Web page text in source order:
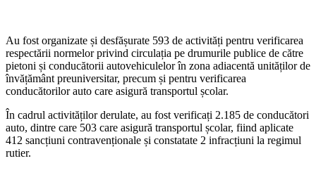
Au fost organizate și desfășurate 593 de activități pentru verificarea
respectării normelor privind circulația pe drumurile publice de către
pietoni și conducătorii autovehiculelor în zona adiacentă unităților de
învățământ preuniversitar, precum și pentru verificarea
conducătorilor auto care asigură transportul școlar.
În cadrul activităților derulate, au fost verificați 2.185 de conducători
auto, dintre care 503 care asigură transportul școlar, fiind aplicate
412 sancțiuni contravenționale și constatate 2 infracțiuni la regimul
rutier.